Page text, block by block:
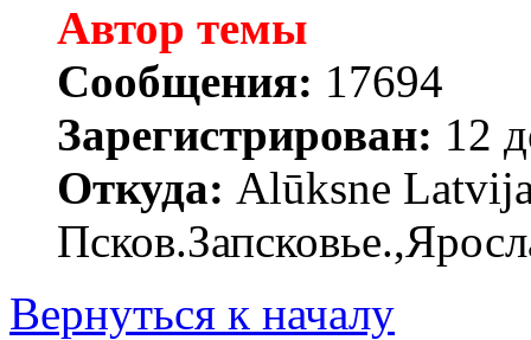
Автор темы
Сообщения: 17694
Зарегистрирован: 12
Откуда: Alūksne
Вернуться к началу